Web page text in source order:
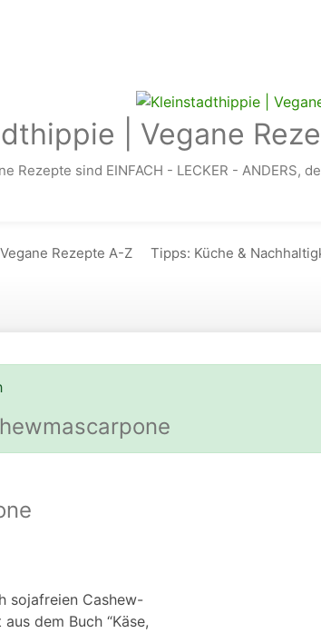
| Vegane
Rezepte sind EINFACH - LECKER -
Vegane Rezepte A-Z Tipps: Küche &
sojafreien Cashew-
dem Buch “Käse,